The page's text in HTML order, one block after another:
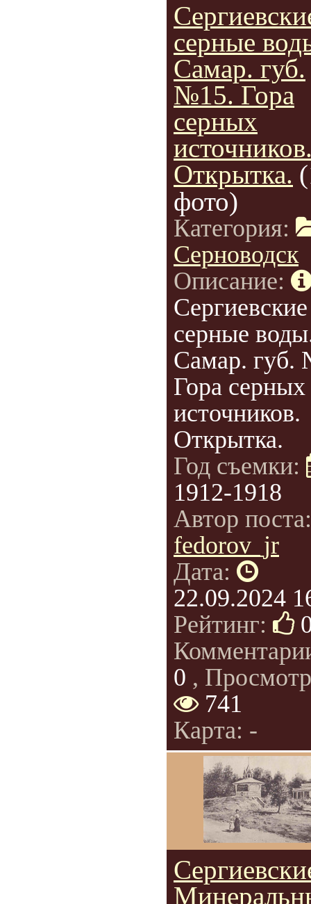
серные
Самар. губ.
№15. Гора
серных
Открытка.
фото)
Категория:
Серноводск
Описание:
Сергиевские
серные
Самар. губ.
Гора серных
источников.
Открытка.
Год съемки:
1912-1918
Автор
fedorov_jr
Дата:
22.09.2024
Рейтинг:
0 ,
741
Карта: -